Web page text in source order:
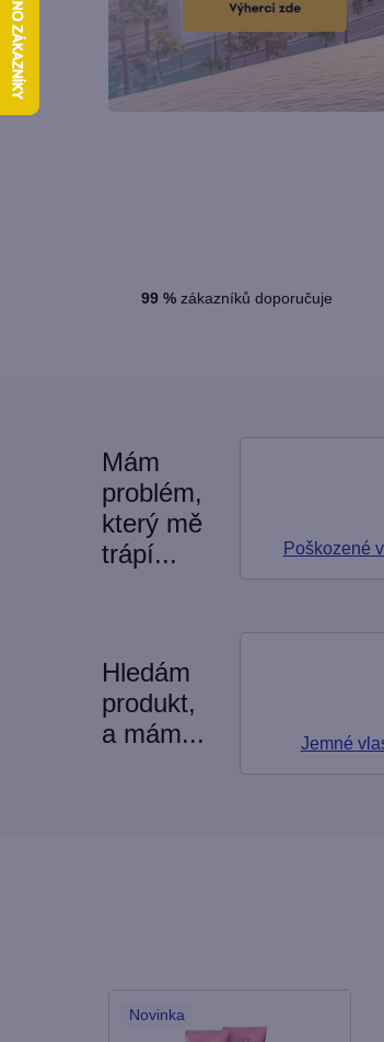
99 % zákazníků doporučuje
Mám
problém,
který mě
trápí...
Poškozené
Hledám
produkt,
a mám...
Jemné
Novinka